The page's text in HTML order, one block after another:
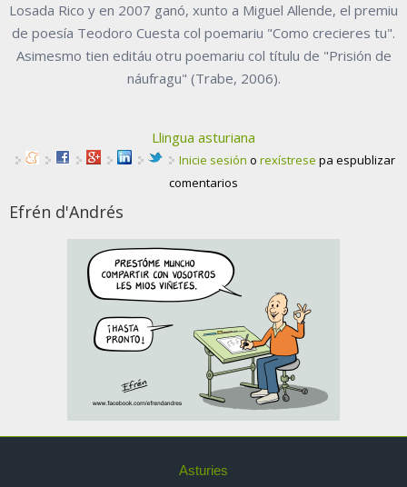
Losada Rico y en 2007 ganó, xunto a Miguel Allende, el premiu
de poesía Teodoro Cuesta col poemariu "Como crecieres tu".
Asimesmo tien editáu otru poemariu col títulu de "Prisión de
náufragu" (Trabe, 2006).
Llingua asturiana
Inicie sesión o rexístrese pa espublizar
comentarios
Efrén d'Andrés
Asturies